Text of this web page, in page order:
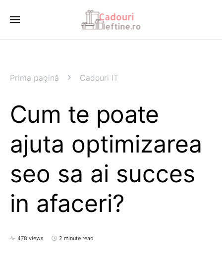
Prima pagină Cadouri IT
Cum te poate
ajuta optimizarea
seo sa ai succes
in afaceri?
478 views 2 minute read